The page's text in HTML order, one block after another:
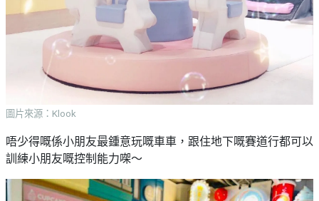
圖片來源：Klook
唔少得嘅係小朋友最鍾意玩嘅車車，跟住地下嘅賽道行都可以
訓練小朋友嘅控制能力㗎～